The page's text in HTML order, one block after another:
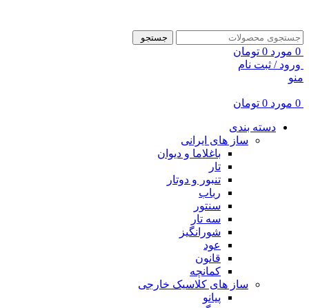
جستجو
0 مورد 0 تومان
ورود / ثبت نام
منو
0 مورد 0 تومان
دسته بندی
ساز های ایرانی
باغلاما و دیوان
تار
تنبور و دوتار
رباب
سنتور
سه تار
شورانگیز
عود
قانون
کمانچه
ساز های کلاسیک خارجی
پیانو